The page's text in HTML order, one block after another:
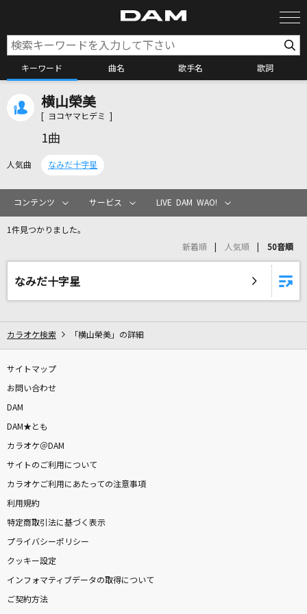
キーワード 曲名 歌手名 歌詞
カラオケリクエスト
リアルタイムで歌われている曲の一覧
しゃいと feat.初音ミク
ウィッシュ～この願い～(From『ウィッシュ』/
怪獣の花唄
Vaundy
ロンサム・シーズン
岡田有希子
夜の踊り子
Wired Life
黒木メイサ
横山榮美
[ ヨコヤマヒデミ ]
1曲
人気曲 なみだ十字星
コンテンツ サービス LIVE DAM WAO!
1件見つかりました。
新着順 人気順 50音順
なみだ十字星
カラオケ検索 「横山榮美」の詳細
サイトマップ
お問い合わせ
DAM
DAM★とも
カラオケ＠DAM
サイトのご利用について
カラオケご利用にあたっての注意事項
利用規約
特定商取引法に基づく表示
プライバシーポリシー
クッキー設定
インフォマティブデータの取得について
ご契約方法